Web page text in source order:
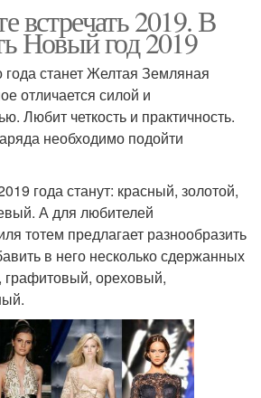
встречать 2019. В
Новый год 2019
года станет Желтая Земляная
отличается силой и
Любит четкость и практичность.
необходимо подойти
года станут: красный, золотой,
А для любителей
тотем предлагает разнообразить
в него несколько сдержанных
графитовый, ореховый,